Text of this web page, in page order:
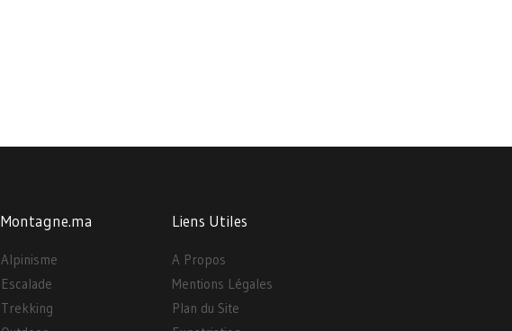
Montagne.ma
Alpinisme
Escalade
Trekking
Liens Utiles
A Propos
Mentions Légales
Plan du Site